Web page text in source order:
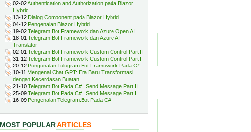
02-02Authentication and Authorization pada Blazor
Hybrid
13-12 Dialog Component pada Blazor Hybrid
04-12 Pengenalan Blazor Hybrid
19-02 Telegram Bot Framework dan Azure Open AI
18-01 Telegram Bot Framework dan Azure AI
Translator
02-01 Telegram Bot Framework Custom Control Part II
31-12 Telegram Bot Framework Custom Control Part I
20-12 Pengenalan Telegram Bot Framework Pada C#
10-11 Mengenal Chat GPT: Era Baru Transformasi
dengan Kecerdasan Buatan
21-10 Telegram.Bot Pada C# : Send Message Part II
25-09 Telegram.Bot Pada C# : Send Message Part I
16-09 Pengenalan Telegram.Bot Pada C#
MOST POPULARARTICLES